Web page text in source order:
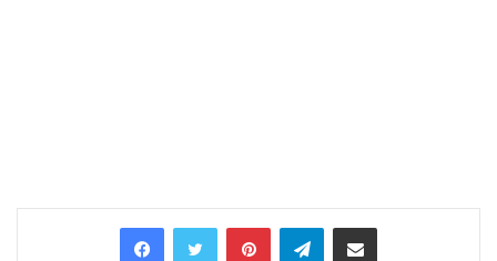
PinterestTelegramShare via Email